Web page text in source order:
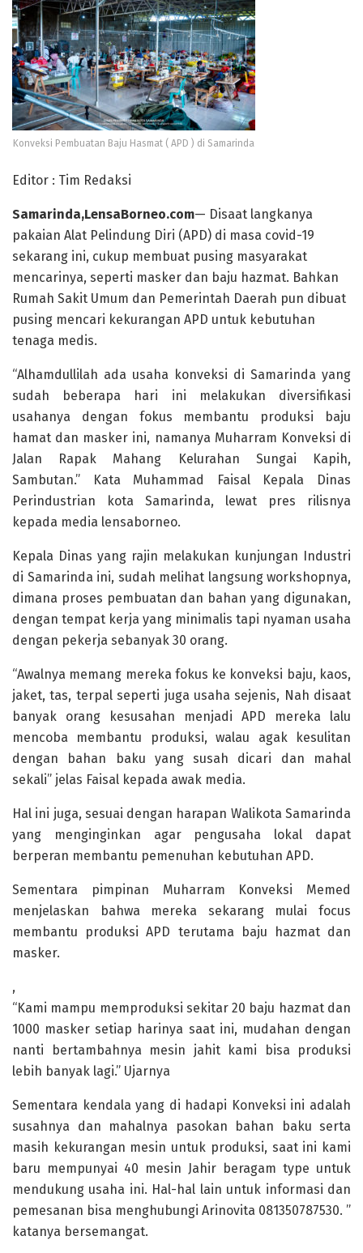
Konveksi Pembuatan Baju Hasmat ( APD ) di Samarinda
Editor : Tim Redaksi
Samarinda,LensaBorneo.com— Disaat langkanya
pakaian Alat Pelindung Diri (APD) di masa covid-19
sekarang ini, cukup membuat pusing masyarakat
mencarinya, seperti masker dan baju hazmat. Bahkan
Rumah Sakit Umum dan Pemerintah Daerah pun dibuat
pusing mencari kekurangan APD untuk kebutuhan
tenaga medis.
“Alhamdullilah ada usaha konveksi di Samarinda yang
sudah beberapa hari ini melakukan diversifikasi
usahanya dengan fokus membantu produksi baju
hamat dan masker ini, namanya Muharram Konveksi di
Jalan Rapak Mahang Kelurahan Sungai Kapih,
Sambutan.” Kata Muhammad Faisal Kepala Dinas
Perindustrian kota Samarinda, lewat pres rilisnya
kepada media lensaborneo.
Kepala Dinas yang rajin melakukan kunjungan Industri
di Samarinda ini, sudah melihat langsung workshopnya,
dimana proses pembuatan dan bahan yang digunakan,
dengan tempat kerja yang minimalis tapi nyaman usaha
dengan pekerja sebanyak 30 orang.
“Awalnya memang mereka fokus ke konveksi baju, kaos,
jaket, tas, terpal seperti juga usaha sejenis, Nah disaat
banyak orang kesusahan menjadi APD mereka lalu
mencoba membantu produksi, walau agak kesulitan
dengan bahan baku yang susah dicari dan mahal
sekali” jelas Faisal kepada awak media.
Hal ini juga, sesuai dengan harapan Walikota Samarinda
yang menginginkan agar pengusaha lokal dapat
berperan membantu pemenuhan kebutuhan APD.
Sementara pimpinan Muharram Konveksi Memed
menjelaskan bahwa mereka sekarang mulai focus
membantu produksi APD terutama baju hazmat dan
masker.
,
“Kami mampu memproduksi sekitar 20 baju hazmat dan
1000 masker setiap harinya saat ini, mudahan dengan
nanti bertambahnya mesin jahit kami bisa produksi
lebih banyak lagi.” Ujarnya
Sementara kendala yang di hadapi Konveksi ini adalah
susahnya dan mahalnya pasokan bahan baku serta
masih kekurangan mesin untuk produksi, saat ini kami
baru mempunyai 40 mesin Jahir beragam type untuk
mendukung usaha ini. Hal-hal lain untuk informasi dan
pemesanan bisa menghubungi Arinovita 081350787530. ”
katanya bersemangat.